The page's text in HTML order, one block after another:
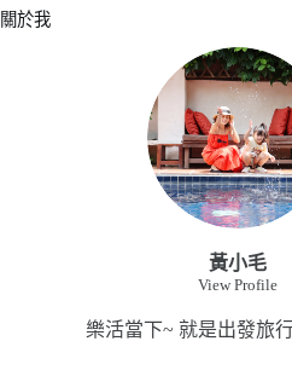
關於我
黃小毛
View Profile
樂活當下~ 就是出發旅